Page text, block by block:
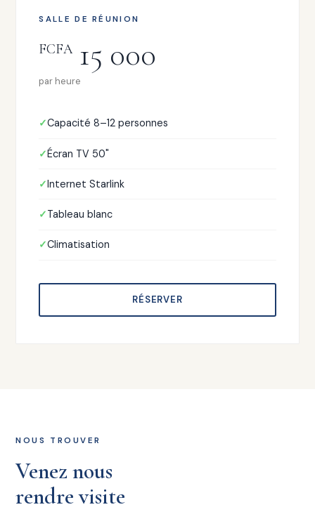
SALLE DE RÉUNION
FCFA15 000
par heure
Capacité 8–12 personnes
Écran TV 50"
Internet Starlink
Tableau blanc
Climatisation
RÉSERVER
NOUS TROUVER
Venez nous
rendre visite